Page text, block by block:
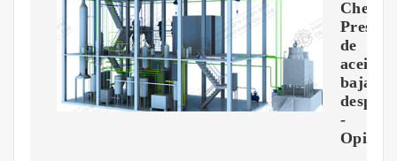
Presión
de
aceite
baja
después
-